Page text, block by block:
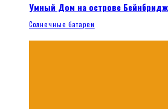
Умный Дом на острове Бейнбридж
Солнечные батареи